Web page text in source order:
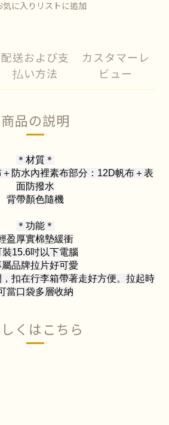
気に入りリストに追加
配送および支
払い方法
カスタマーレ
ビュー
商品の説明
＊材質＊
防水內裡素布部分：12D帆布＋表
面防撥水
背帶顏色隨機
＊功能＊
盈厚實棉墊緩衝
裝15.6吋以下電腦
屬品牌拉片好可愛
扣在行李箱帶著走好方便。拉起時
當口袋多層收納
くはこちら